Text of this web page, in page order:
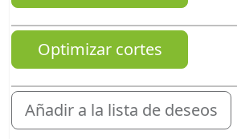
Optimizar cortes
Añadir a la lista de deseos